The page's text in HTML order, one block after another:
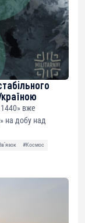
1440» вже
на добу над
#Космос